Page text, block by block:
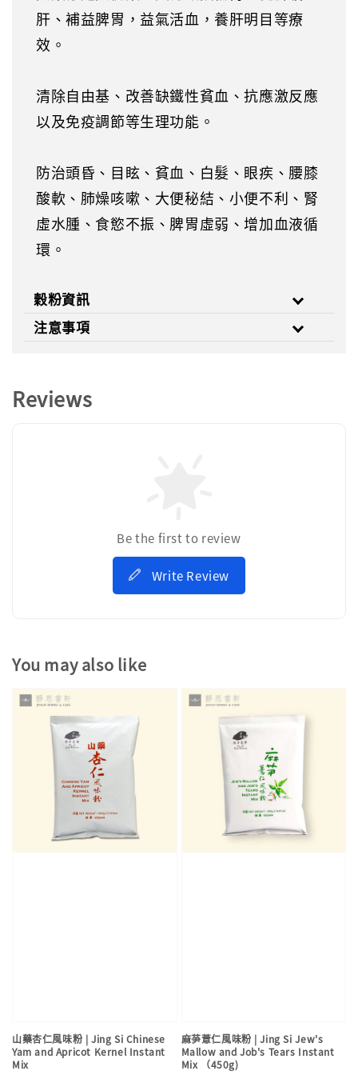
肝、補益脾胃，益氣活血，養肝明目等療
效。
清除自由基、改善缺鐵性貧血、抗應激反應
以及免疫調節等生理功能。
防治頭昏、目眩、貧血、白髮、眼疾、腰膝
酸軟、肺燥咳嗽、大便秘結、小便不利、腎
虛水腫、食慾不振、脾胃虛弱、增加血液循
環。
穀粉資訊
注意事項
Reviews
Be the first to review
Write Review
You may also like
山藥杏仁風味粉 | Jing Si Chinese
Yam and Apricot Kernel Instant
Mix
麻芛薏仁風味粉 | Jing Si Jew's
Mallow and Job's Tears Instant
Mix （450g)